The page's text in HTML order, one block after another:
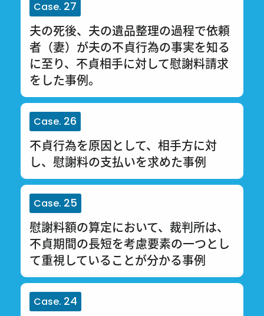
Case. 27
夫の死後、夫の遺品整理の過程で依頼
者（妻）が夫の不貞行為の事実を知る
に至り、不貞相手に対して慰謝料請求
をした事例。
Case. 26
不貞行為を原因として、相手方に対
し、慰謝料の支払いを求めた事例
Case. 25
慰謝料額の算定において、裁判所は、
不貞期間の長短を考慮要素の一つとし
て重視していることが分かる事例
Case. 24